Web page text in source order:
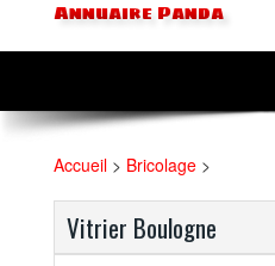
Annuaire Panda
Accueil > Bricolage >
Vitrier Boulogne